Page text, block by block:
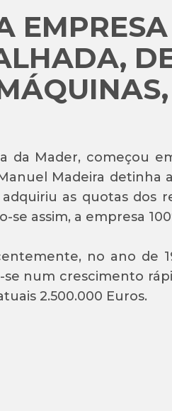
da Mader, começou
Madeira detinha
adquiriu as quotas dos
se assim, a empresa
no ano de
num crescimento
2.500.000 Euros.